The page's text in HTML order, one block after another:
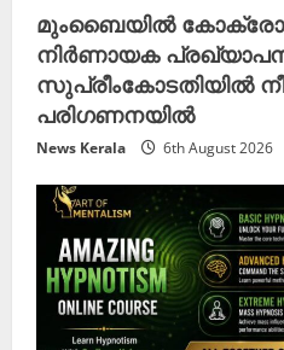
മുംബൈയിൽ
നിർണായക
സുപ്രീംകോടതിയിൽ
പരിഗണനയിൽ
News Kerala 6th August 2026